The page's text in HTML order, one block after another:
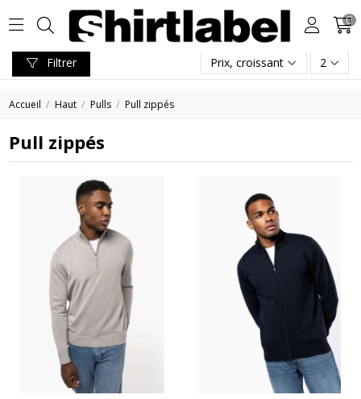
0
Accueil Haut Pulls Pull zippés
Pull zippés
Filtrer Prix, croissant 2